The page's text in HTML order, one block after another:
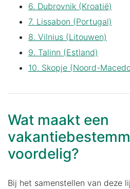
6. Dubrovnik (Kroatië)
7. Lissabon (Portugal)
8. Vilnius (Litouwen)
9. Talinn (Estland)
10. Skopje (Noord-
Wat maakt een
voordelig?
Bij het samenstellen van deze